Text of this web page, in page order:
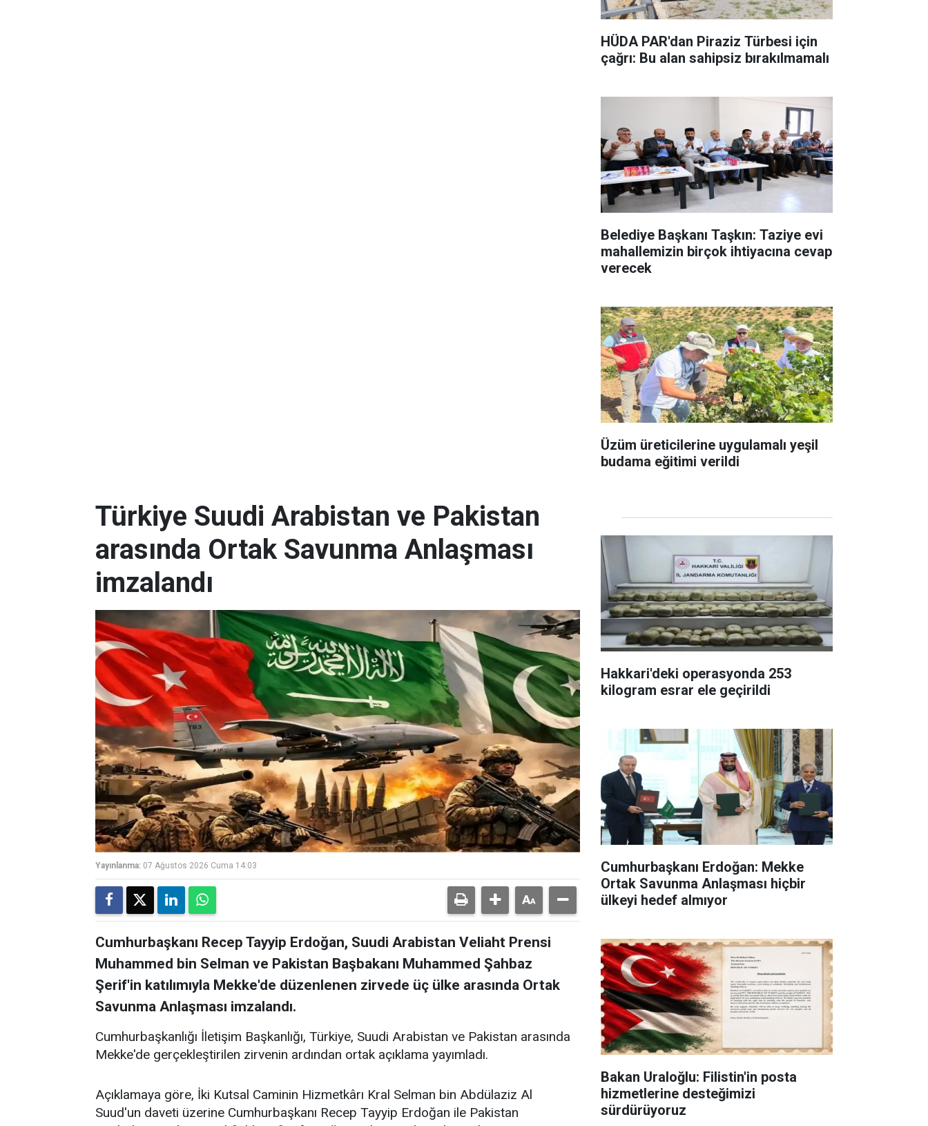
HÜDA PAR'dan Piraziz Türbesi için
çağrı: Bu alan sahipsiz bırakılmamalı
Belediye Başkanı Taşkın: Taziye evi
mahallemizin birçok ihtiyacına cevap
verecek
Üzüm üreticilerine uygulamalı yeşil
budama eğitimi verildi
Türkiye Suudi Arabistan ve Pakistan
arasında Ortak Savunma Anlaşması
imzalandı
Yayınlanma: 07 Ağustos 2026 Cuma 14:03
Cumhurbaşkanı Recep Tayyip Erdoğan, Suudi Arabistan Veliaht Prensi
Muhammed bin Selman ve Pakistan Başbakanı Muhammed Şahbaz
Şerif'in katılımıyla Mekke'de düzenlenen zirvede üç ülke arasında Ortak
Savunma Anlaşması imzalandı.
Cumhurbaşkanlığı İletişim Başkanlığı, Türkiye, Suudi Arabistan ve Pakistan arasında
Mekke'de gerçekleştirilen zirvenin ardından ortak açıklama yayımladı.
Açıklamaya göre, İki Kutsal Caminin Hizmetkârı Kral Selman bin Abdülaziz Al
Suud'un daveti üzerine Cumhurbaşkanı Recep Tayyip Erdoğan ile Pakistan
Hakkari'deki operasyonda 253
kilogram esrar ele geçirildi
Cumhurbaşkanı Erdoğan: Mekke
Ortak Savunma Anlaşması hiçbir
ülkeyi hedef almıyor
Bakan Uraloğlu: Filistin'in posta
hizmetlerine desteğimizi
sürdürüyoruz